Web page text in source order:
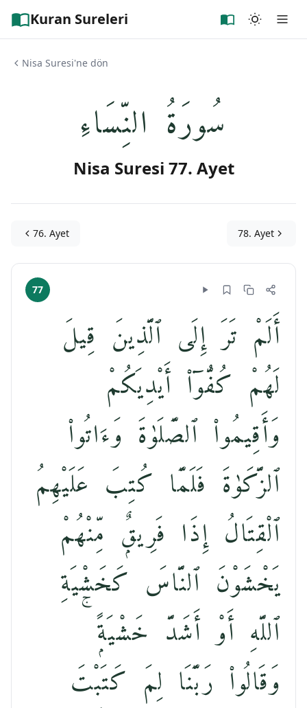
Kuran Sureleri
Nisa Suresi'ne dön
سُورَةُ النِّسَاءِ
Nisa Suresi 77. Ayet
76. Ayet 78. Ayet
77
أَلَمْ تَرَ إِلَى ٱلَّذِينَ قِيلَ
لَهُمْ كُفُّوٓا۟ أَيْدِيَكُمْ
وَأَقِيمُوا۟ ٱلصَّلَوٰةَ وَءَاتُوا۟
ٱلزَّكَوٰةَ فَلَمَّا كُتِبَ عَلَيْهِمُ
ٱلْقِتَالُ إِذَا فَرِيقٌۭ مِّنْهُمْ
يَخْشَوْنَ ٱلنَّاسَ كَخَشْيَةِ
ٱللَّهِ أَوْ أَشَدَّ خَشْيَةًۭ ۚ
وَقَالُوا۟ رَبَّنَا لِمَ كَتَبْتَ